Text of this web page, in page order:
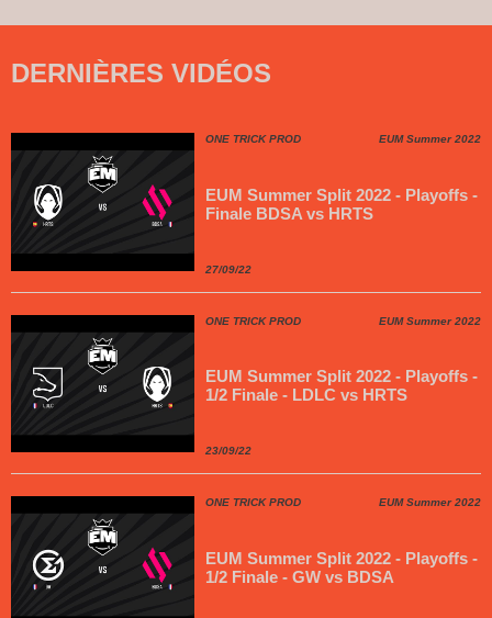
DERNIÈRES VIDÉOS
ONE TRICK PROD EUM Summer 2022
EUM Summer Split 2022 - Playoffs -
Finale BDSA vs HRTS
27/09/22
ONE TRICK PROD EUM Summer 2022
EUM Summer Split 2022 - Playoffs -
1/2 Finale - LDLC vs HRTS
23/09/22
ONE TRICK PROD EUM Summer 2022
EUM Summer Split 2022 - Playoffs -
1/2 Finale - GW vs BDSA